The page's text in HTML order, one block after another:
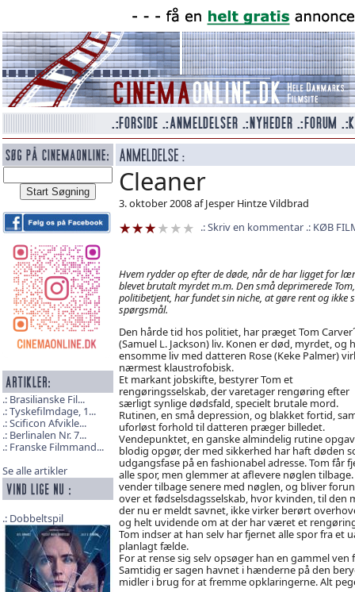
Brasilianske Fil...
Tyskefilmdage, 1...
Scificon Afvikle...
Berlinalen Nr. 7...
Franske Filmmand...
Se alle artikler
Dobbeltspil
Cleaner
3. oktober 2008 af Jesper Hintze Vildbrad
Skriv en kommentar
KØB
Hvem rydder op efter de døde, når de har ligget for
blevet brutalt myrdet m.m. Den små deprimerede
politibetjent, har fundet sin niche, at gøre rent og ikke
spørgsmål.
Den hårde tid hos politiet, har præget Tom
(Samuel L. Jackson) liv. Konen er død, myrdet, og
ensomme liv med datteren Rose (Keke Palmer)
nærmest klaustrofobisk.
Et markant jobskifte, bestyrer Tom et
rengøringsselskab, der varetager rengøring efter
særligt synlige dødsfald, specielt brutale mord.
Rutinen, en små depression, og blakket fortid,
uforløst forhold til datteren præger billedet.
Vendepunktet, en ganske almindelig rutine
blodig opgør, der med sikkerhed har haft døden
udgangsfase på en fashionabel adresse. Tom får
alle spor, men glemmer at aflevere nøglen tilbage.
vender tilbage senere med nøglen, og bliver
over et fødselsdagsselskab, hvor kvinden, til den
der nu er meldt savnet, ikke virker berørt
og helt uvidende om at der har været et
Tom indser at han selv har fjernet alle spor fra et
planlagt fælde.
For at rense sig selv opsøger han en gammel
Samtidig er sagen havnet i hænderne på den
midler i brug for at fremme opklaringerne. Alt